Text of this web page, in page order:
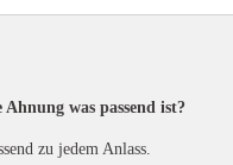
was passend ist?
zu jedem Anlass.